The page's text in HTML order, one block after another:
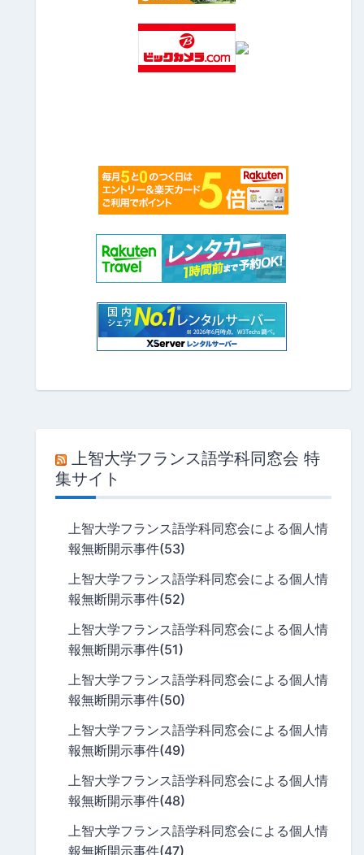
上智大学フランス語学科同窓会 特
集サイト
上智大学フランス語学科同窓会による個人情
報無断開示事件(53)
上智大学フランス語学科同窓会による個人情
報無断開示事件(52)
上智大学フランス語学科同窓会による個人情
報無断開示事件(51)
上智大学フランス語学科同窓会による個人情
報無断開示事件(50)
上智大学フランス語学科同窓会による個人情
報無断開示事件(49)
上智大学フランス語学科同窓会による個人情
報無断開示事件(48)
上智大学フランス語学科同窓会による個人情
報無断開示事件(47)